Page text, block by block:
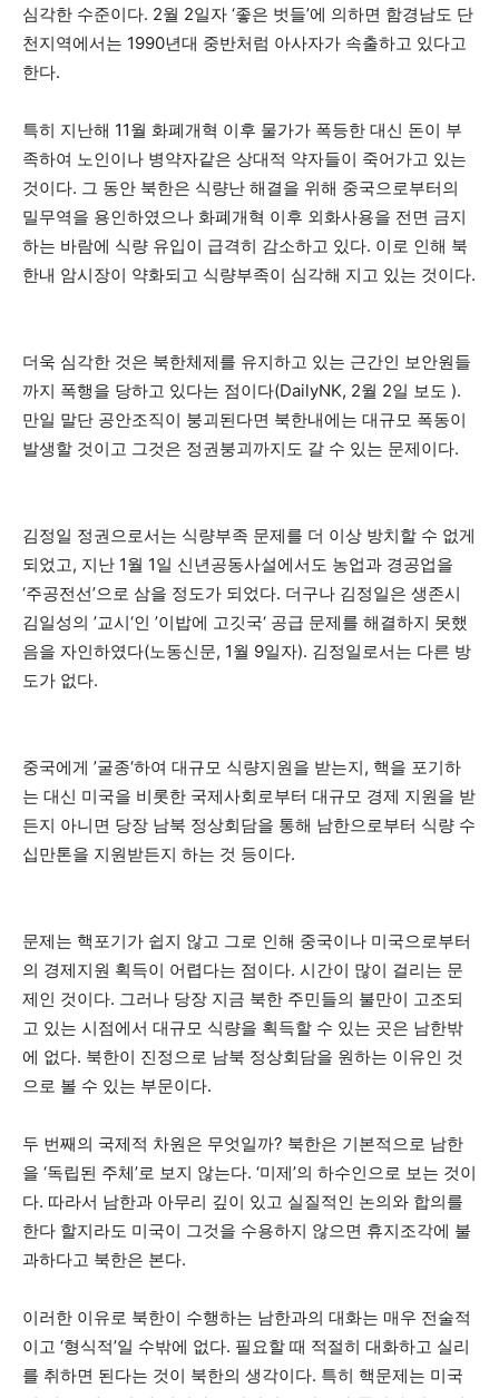
심각한 수준이다. 2월 2일자 ‘좋은 벗들’에 의하면 함경남도 단
천지역에서는 1990년대 중반처럼 아사자가 속출하고 있다고
한다.
특히 지난해 11월 화폐개혁 이후 물가가 폭등한 대신 돈이 부
족하여 노인이나 병약자같은 상대적 약자들이 죽어가고 있는
것이다. 그 동안 북한은 식량난 해결을 위해 중국으로부터의
밀무역을 용인하였으나 화폐개혁 이후 외화사용을 전면 금지
하는 바람에 식량 유입이 급격히 감소하고 있다. 이로 인해 북
한내 암시장이 약화되고 식량부족이 심각해 지고 있는 것이다.
더욱 심각한 것은 북한체제를 유지하고 있는 근간인 보안원들
까지 폭행을 당하고 있다는 점이다(DailyNK, 2월 2일 보도 ).
만일 말단 공안조직이 붕괴된다면 북한내에는 대규모 폭동이
발생할 것이고 그것은 정권붕괴까지도 갈 수 있는 문제이다.
김정일 정권으로서는 식량부족 문제를 더 이상 방치할 수 없게
되었고, 지난 1월 1일 신년공동사설에서도 농업과 경공업을
‘주공전선’으로 삼을 정도가 되었다. 더구나 김정일은 생존시
김일성의 ’교시‘인 ’이밥에 고깃국‘ 공급 문제를 해결하지 못했
음을 자인하였다(노동신문, 1월 9일자). 김정일로서는 다른 방
도가 없다.
중국에게 ’굴종‘하여 대규모 식량지원을 받는지, 핵을 포기하
는 대신 미국을 비롯한 국제사회로부터 대규모 경제 지원을 받
든지 아니면 당장 남북 정상회담을 통해 남한으로부터 식량 수
십만톤을 지원받든지 하는 것 등이다.
문제는 핵포기가 쉽지 않고 그로 인해 중국이나 미국으로부터
의 경제지원 획득이 어렵다는 점이다. 시간이 많이 걸리는 문
제인 것이다. 그러나 당장 지금 북한 주민들의 불만이 고조되
고 있는 시점에서 대규모 식량을 획득할 수 있는 곳은 남한밖
에 없다. 북한이 진정으로 남북 정상회담을 원하는 이유인 것
으로 볼 수 있는 부문이다.
두 번째의 국제적 차원은 무엇일까? 북한은 기본적으로 남한
을 ‘독립된 주체’로 보지 않는다. ‘미제’의 하수인으로 보는 것이
다. 따라서 남한과 아무리 깊이 있고 실질적인 논의와 합의를
한다 할지라도 미국이 그것을 수용하지 않으면 휴지조각에 불
과하다고 북한은 본다.
이러한 이유로 북한이 수행하는 남한과의 대화는 매우 전술적
이고 ‘형식적’일 수밖에 없다. 필요할 때 적절히 대화하고 실리
를 취하면 된다는 것이 북한의 생각이다. 특히 핵문제는 미국